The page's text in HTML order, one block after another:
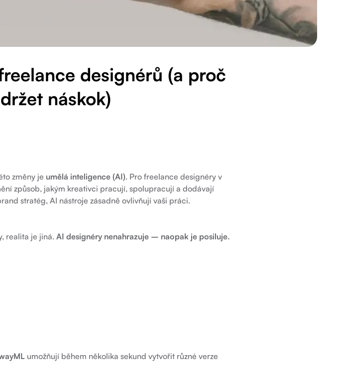
designérů (a proč
náskok)
změny je umělá inteligence (AI). Pro freelance designéry v
způsob, jakým kreativci pracují, spolupracují a dodávají
stratég, AI nástroje zásadně ovlivňují vaši práci.
realita je jiná.AI designéry nenahrazuje – naopak je posiluje.
umožňují během několika sekund vytvořit různé verze